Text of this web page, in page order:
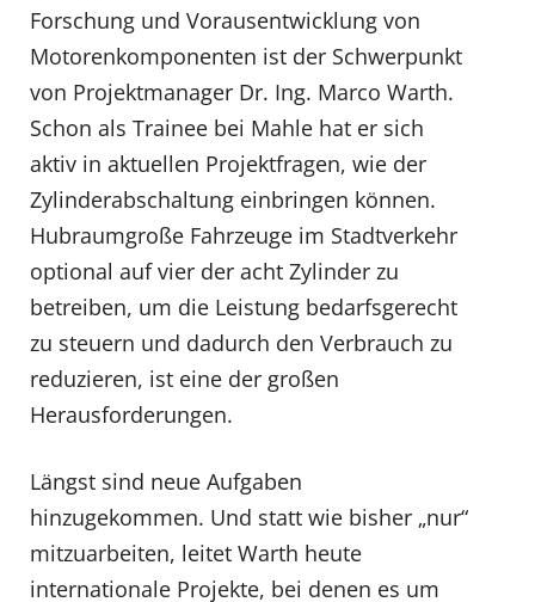
Forschung und Vorausentwicklung von
Motorenkomponenten ist der Schwerpunkt
von Projektmanager Dr. Ing. Marco Warth.
Schon als Trainee bei Mahle hat er sich
aktiv in aktuellen Projektfragen, wie der
Zylinderabschaltung einbringen können.
Hubraumgroße Fahrzeuge im Stadtverkehr
optional auf vier der acht Zylinder zu
betreiben, um die Leistung bedarfsgerecht
zu steuern und dadurch den Verbrauch zu
reduzieren, ist eine der großen
Herausforderungen.
Längst sind neue Aufgaben
hinzugekommen. Und statt wie bisher „nur“
mitzuarbeiten, leitet Warth heute
internationale Projekte, bei denen es um